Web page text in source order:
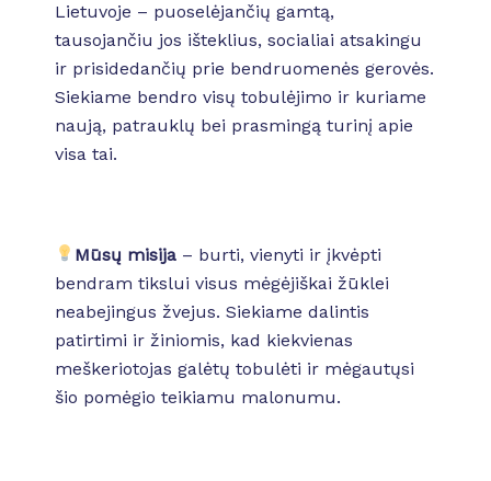
Lietuvoje – puoselėjančių gamtą,
tausojančiu jos išteklius, socialiai atsakingu
ir prisidedančių prie bendruomenės gerovės.
Siekiame bendro visų tobulėjimo ir kuriame
naują, patrauklų bei prasmingą turinį apie
visa tai.
Mūsų misija– burti, vienyti ir įkvėpti
bendram tikslui visus mėgėjiškai žūklei
neabejingus žvejus. Siekiame dalintis
patirtimi ir žiniomis, kad kiekvienas
meškeriotojas galėtų tobulėti ir mėgautųsi
šio pomėgio teikiamu malonumu.